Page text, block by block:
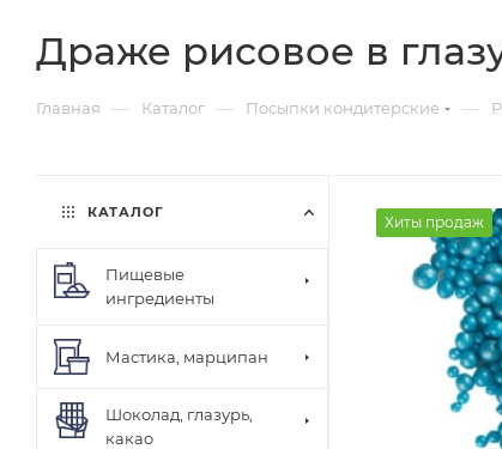
Драже рисовое в
Главная — Каталог — Посыпки кондитерские —
Хиты продаж
КАТАЛОГ
Пищевые
ингредиенты
Мастика, марципан
Шоколад, глазурь,
какао